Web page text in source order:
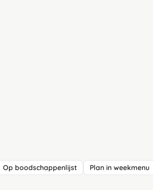
Op boodschappenlijst Plan in weekmenu